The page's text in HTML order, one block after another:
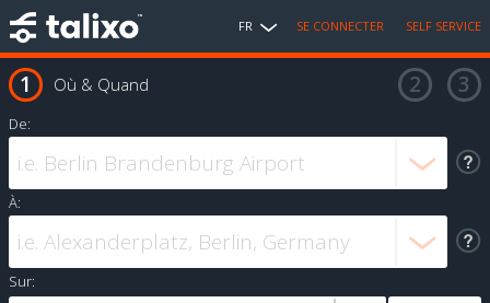
FR SE CONNECTER SELF SERVICE
Où & Quand
De:
À:
Sur: